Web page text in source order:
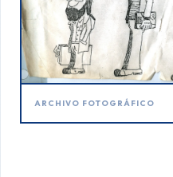
ARCHIVO FOTOGRÁFICO